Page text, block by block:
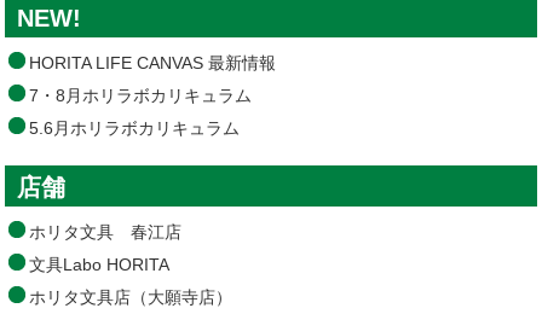
NEW!
HORITA LIFE CANVAS 最新情報
7・8月ホリラボカリキュラム
5.6月ホリラボカリキュラム
店舗
ホリタ文具 春江店
文具Labo HORITA
ホリタ文具店（大願寺店）